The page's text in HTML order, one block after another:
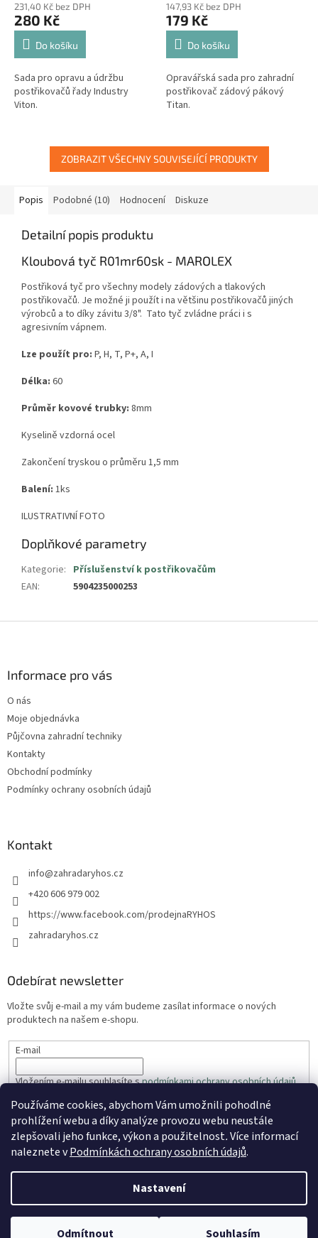
Používáme cookies, abychom Vám umožnili pohodlné
prohlížení webu a díky analýze provozu webu neustále
zlepšovali jeho funkce, výkon a použitelnost.Více informací
naleznete vPodmínkách ochrany osobních údajů.
Nastavení
Odmítnout Souhlasím
231,40 Kč bez DPH
280 Kč
Do košíku
Sada pro opravu a údržbu
postřikovačů řady Industry
Viton.
147,93 Kč bez DPH
179 Kč
Do košíku
Opravářská sada pro zahradní
postřikovač zádový pákový
Titan.
ZOBRAZIT VŠECHNY SOUVISEJÍCÍ PRODUKTY
Popis Podobné (10) Hodnocení Diskuze
Detailní popis produktu
Kloubová tyč R01mr60sk - MAROLEX
Postřiková tyč pro všechny modely zádových a tlakových
postřikovačů. Je možné ji použít i na většinu postřikovačů jiných
výrobců a to díky závitu 3/8". Tato tyč zvládne práci i s
agresivním vápnem.
Lze použít pro: P, H, T, P+, A, I
Délka: 60
Průměr kovové trubky: 8mm
Kyselině vzdorná ocel
Zakončení tryskou o průměru 1,5 mm
Balení: 1ks
ILUSTRATIVNÍ FOTO
Doplňkové parametry
Kategorie: Příslušenství k postřikovačům
EAN: 5904235000253
Informace pro vás
O nás
Moje objednávka
Půjčovna zahradní techniky
Kontakty
Obchodní podmínky
Podmínky ochrany osobních údajů
Kontakt
info@zahradaryhos.cz
+420 606 979 002
https://www.facebook.com/prodejnaRYHOS
zahradaryhos.cz
Odebírat newsletter
Vložte svůj e-mail a my vám budeme zasílat informace o nových
produktech na našem e-shopu.
E-mail
Vložením e-mailu souhlasíte spodmínkami ochrany osobních údajů
PŘIHLÁSIT SE
Copyright 2026ZahradaRyhos.cz. Všechna práva vyhrazena.
Upravit nastavení cookies